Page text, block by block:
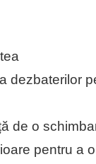
dezbaterilor
de o
pentru a